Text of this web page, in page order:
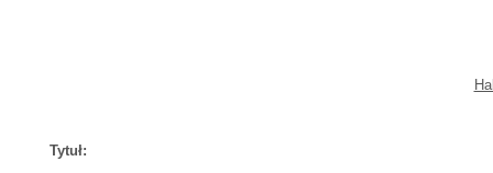
Tytuł: